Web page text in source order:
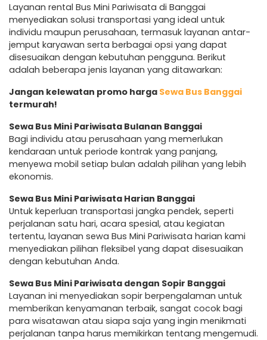
Layanan rental Bus Mini Pariwisata di Banggai
menyediakan solusi transportasi yang ideal untuk
individu maupun perusahaan, termasuk layanan antar-
jemput karyawan serta berbagai opsi yang dapat
disesuaikan dengan kebutuhan pengguna. Berikut
adalah beberapa jenis layanan yang ditawarkan:
Jangan kelewatan promo harga Sewa Bus Banggai
termurah!
Sewa Bus Mini Pariwisata Bulanan Banggai
Bagi individu atau perusahaan yang memerlukan
kendaraan untuk periode kontrak yang panjang,
menyewa mobil setiap bulan adalah pilihan yang lebih
ekonomis.
Sewa Bus Mini Pariwisata Harian Banggai
Untuk keperluan transportasi jangka pendek, seperti
perjalanan satu hari, acara spesial, atau kegiatan
tertentu, layanan sewa Bus Mini Pariwisata harian kami
menyediakan pilihan fleksibel yang dapat disesuaikan
dengan kebutuhan Anda.
Sewa Bus Mini Pariwisata dengan Sopir Banggai
Layanan ini menyediakan sopir berpengalaman untuk
memberikan kenyamanan terbaik, sangat cocok bagi
para wisatawan atau siapa saja yang ingin menikmati
perjalanan tanpa harus memikirkan tentang mengemudi.